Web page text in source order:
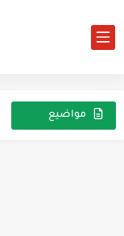
مواضيع